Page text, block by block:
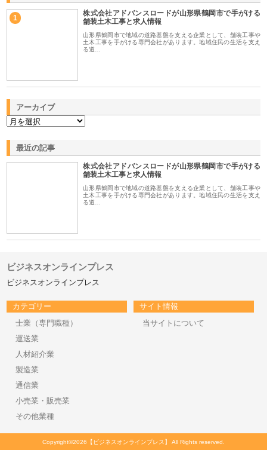
1
株式会社アドバンスロードが山形県鶴岡市で手がける
舗装土木工事と求人情報
山形県鶴岡市で地域の道路基盤を支える企業として、舗装工事や
土木工事を手がける専門会社があります。地域住民の生活を支え
る道…
アーカイブ
最近の記事
株式会社アドバンスロードが山形県鶴岡市で手がける
舗装土木工事と求人情報
山形県鶴岡市で地域の道路基盤を支える企業として、舗装工事や
土木工事を手がける専門会社があります。地域住民の生活を支え
る道…
ビジネスオンラインプレス
ビジネスオンラインプレス
カテゴリー
士業（専門職種）
運送業
人材紹介業
製造業
通信業
小売業・販売業
その他業種
サイト情報
当サイトについて
Copyright©2026【ビジネスオンラインプレス】 All Rights reserved.